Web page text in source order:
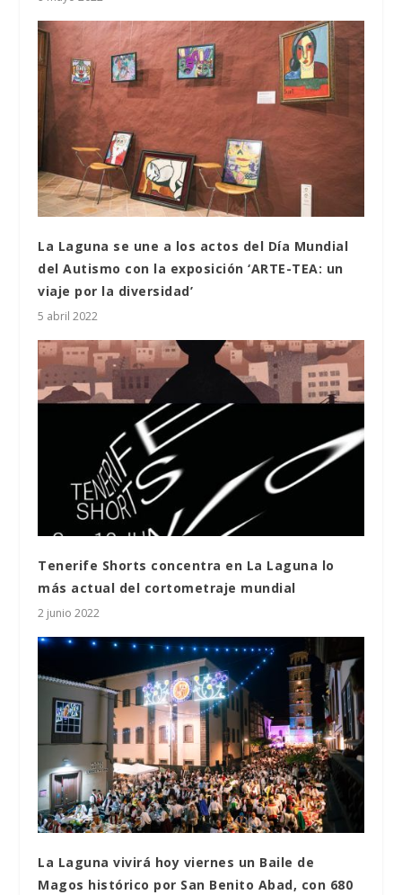
La Laguna se une a los actos del Día Mundial
del Autismo con la exposición ‘ARTE-TEA: un
viaje por la diversidad’
5 abril 2022
Tenerife Shorts concentra en La Laguna lo
más actual del cortometraje mundial
2 junio 2022
La Laguna vivirá hoy viernes un Baile de
Magos histórico por San Benito Abad, con 680